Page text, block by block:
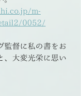
m-
0052/
監督に私の書をお
、大変光栄に思い